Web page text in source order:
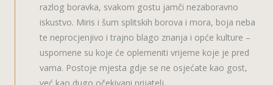
razlog boravka, svakom gostu jamči nezaboravno
iskustvo. Miris i šum splitskih borova i mora, boja neba
te neprocjenjivo i trajno blago znanja i opće kulture –
uspomene su koje će oplemeniti vrijeme koje je pred
vama. Postoje mjesta gdje se ne osjećate kao gost,